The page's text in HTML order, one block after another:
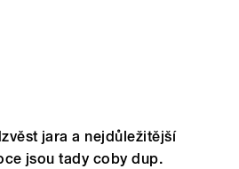
jara a nejdůležitější
jsou tady coby dup.